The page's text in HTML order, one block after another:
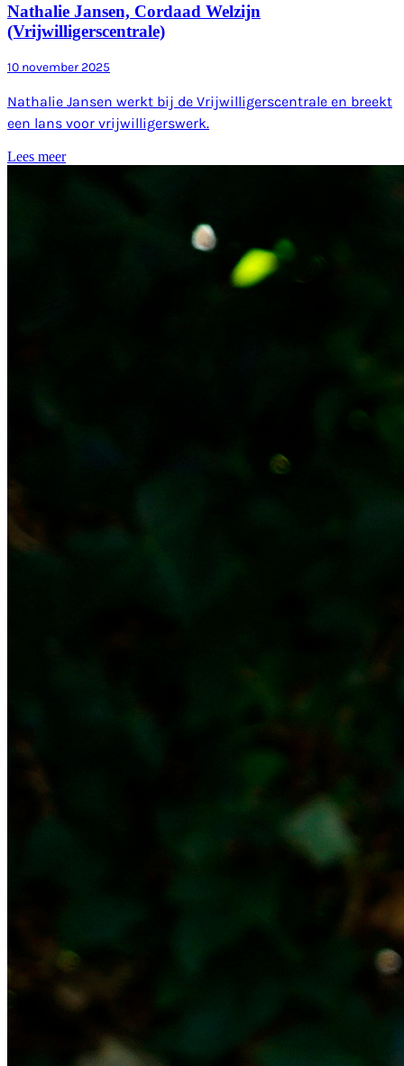
Nathalie Jansen, Cordaad Welzijn
(Vrijwilligerscentrale)
10 november 2025
Nathalie Jansen werkt bij de Vrijwilligerscentrale en breekt
een lans voor vrijwilligerswerk.
Lees meer